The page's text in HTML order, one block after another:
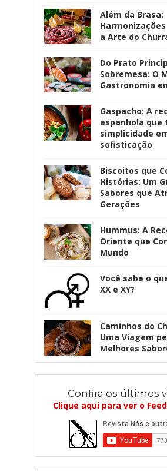
Além da Brasa:
a Arte do
Do Prato
Sobremesa: O
Gastronomia
Gaspacho: A
espanhola
simplicidade
sofisticação
Biscoitos que
Histórias: Um
Sabores que
Gerações
Hummus: A
Oriente que
Mundo
Você sabe o
XX e XY?
Caminhos do
Uma Viagem
Melhores
Confira os últimos
Clique aqui para ver o